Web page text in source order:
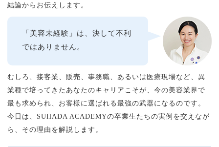
結論からお伝えします。
「美容未経験」は、決して不利
ではありません。
むしろ、接客業、販売、事務職、あるいは医療現場など、異
業種で培ってきたあなたのキャリアこそが、今の美容業界で
最も求められ、お客様に選ばれる最強の武器になるのです。
今日は、SUHADA ACADEMYの卒業生たちの実例を交えなが
ら、その理由を解説します。